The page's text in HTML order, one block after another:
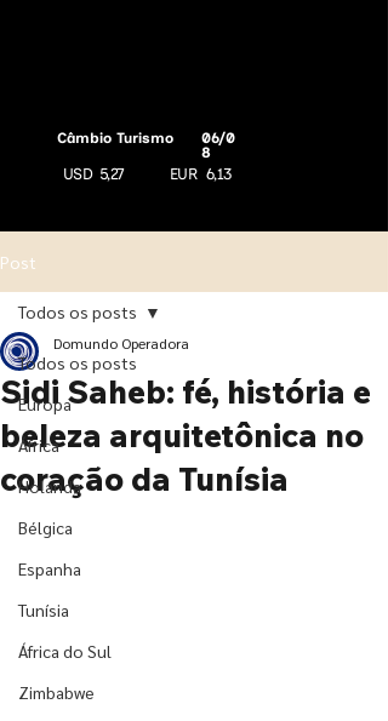
Câmbio Turismo
USD 5,27 EUR
06/0
8
6,13
Post
Todos os posts
Europa
África
Holanda
Bélgica
Espanha
Tunísia
África do Sul
Zimbabwe
Todos os posts
Sidi Saheb: fé, história e
beleza arquitetônica no
coração da Tunísia
Domundo Operadora